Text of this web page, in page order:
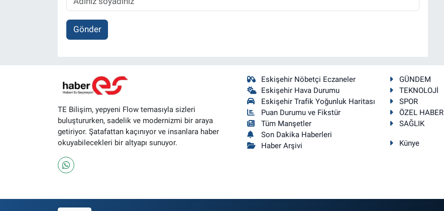
Gönder
TE Bilişim, yepyeni Flow temasıyla sizleri
buluştururken, sadelik ve modernizmi bir araya
getiriyor. Şatafattan kaçınıyor ve insanlara haber
okuyabilecekleri bir altyapı sunuyor.
Eskişehir Nöbetçi Eczaneler
Eskişehir Hava Durumu
Eskişehir Trafik Yoğunluk Haritası
Puan Durumu ve Fikstür
Tüm Manşetler
Son Dakika Haberleri
Haber Arşivi
GÜNDEM
TEKNOLOJİ
SPOR
ÖZEL HABER
SAĞLIK
Künye